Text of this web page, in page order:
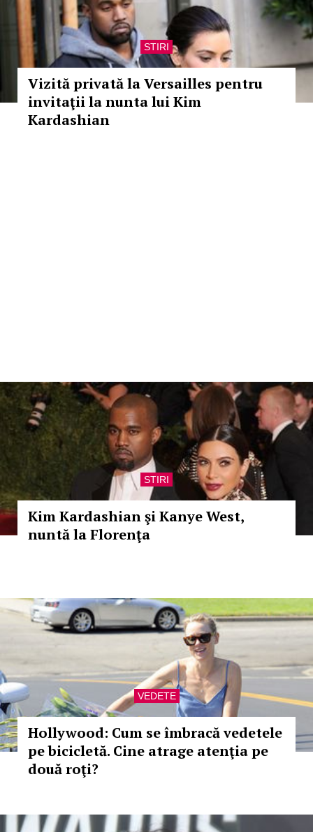
STIRI
Vizită privată la Versailles pentru
invitaţii la nunta lui Kim
Kardashian
STIRI
Kim Kardashian şi Kanye West,
nuntă la Florenţa
VEDETE
Hollywood: Cum se îmbracă vedetele
pe bicicletă. Cine atrage atenţia pe
două roţi?